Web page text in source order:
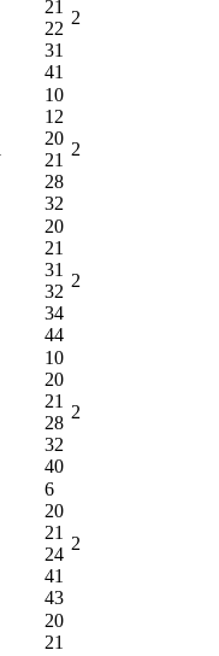
21
22
31
41
2
10
12
20
21
28
32
2
20
21
31
32
34
44
2
10
20
21
28
32
40
2
6
20
21
24
41
43
2
20
21